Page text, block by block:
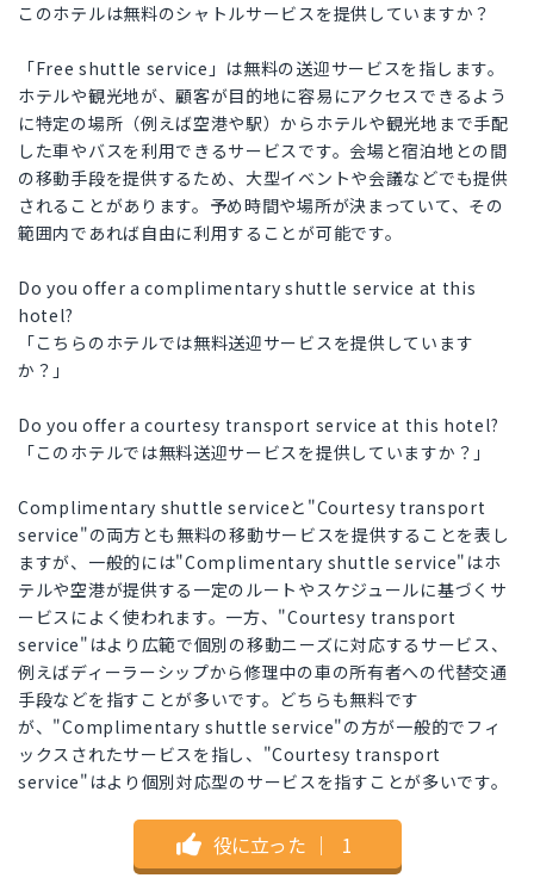
このホテルは無料のシャトルサービスを提供していますか？
「Free shuttle service」は無料の送迎サービスを指します。
ホテルや観光地が、顧客が目的地に容易にアクセスできるよう
に特定の場所（例えば空港や駅）からホテルや観光地まで手配
した車やバスを利用できるサービスです。会場と宿泊地との間
の移動手段を提供するため、大型イベントや会議などでも提供
されることがあります。予め時間や場所が決まっていて、その
範囲内であれば自由に利用することが可能です。
Do you offer a complimentary shuttle service at this
hotel?
「こちらのホテルでは無料送迎サービスを提供しています
か？」
Do you offer a courtesy transport service at this hotel?
「このホテルでは無料送迎サービスを提供していますか？」
Complimentary shuttle serviceと"Courtesy transport
service"の両方とも無料の移動サービスを提供することを表し
ますが、一般的には"Complimentary shuttle service"はホ
テルや空港が提供する一定のルートやスケジュールに基づくサ
ービスによく使われます。一方、"Courtesy transport
service"はより広範で個別の移動ニーズに対応するサービス、
例えばディーラーシップから修理中の車の所有者への代替交通
手段などを指すことが多いです。どちらも無料です
が、"Complimentary shuttle service"の方が一般的でフィ
ックスされたサービスを指し、"Courtesy transport
service"はより個別対応型のサービスを指すことが多いです。
役に立った ｜ 1